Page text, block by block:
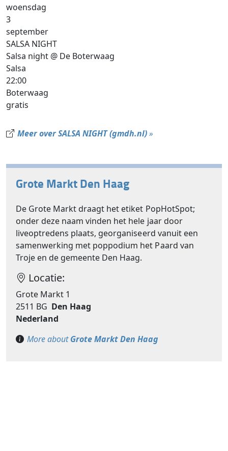
woensdag
3
september
SALSA NIGHT
Salsa night @ De Boterwaag
Salsa
22:00
Boterwaag
gratis
Meer over SALSA NIGHT (gmdh.nl)»
Grote Markt Den Haag
De Grote Markt draagt het etiket PopHotSpot;
onder deze naam vinden het hele jaar door
liveoptredens plaats, georganiseerd vanuit een
samenwerking met poppodium het Paard van
Troje en de gemeente Den Haag.
Locatie:
Grote Markt 1
2511 BG Den Haag
Nederland
More aboutGrote Markt Den Haag